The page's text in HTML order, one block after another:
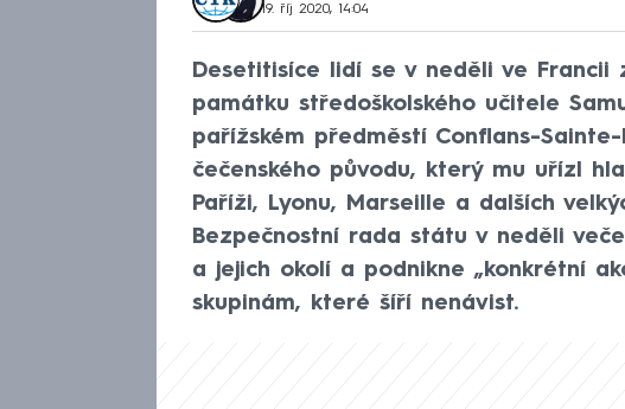
19. říj 2020, 14:04
Desetitisíce lidí se v neděli ve Francii
památku středoškolského učitele
pařížském předměstí Conflans-
čečenského původu, který mu uřízl
Paříži, Lyonu, Marseille a dalších
Bezpečnostní rada státu v neděli
a jejich okolí a podnikne „konkrétní
skupinám, které šíří nenávist.